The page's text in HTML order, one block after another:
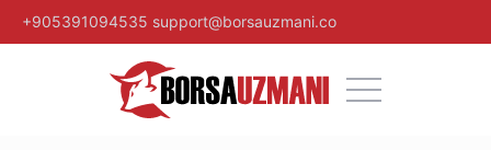
+905391094535 support@borsauzmani.co